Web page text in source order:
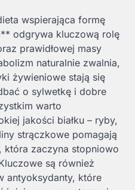
wspierająca formę
odgrywa kluczową rolę
prawidłowej masy
naturalnie zwalnia,
żywieniowe stają się
o sylwetkę i dobre
warto
jakości białku – ryby,
strączkowe pomagają
która zaczyna stopniowo
są również
antyoksydanty, które